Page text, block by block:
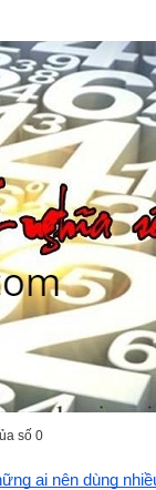
số 0
ai nên dùng